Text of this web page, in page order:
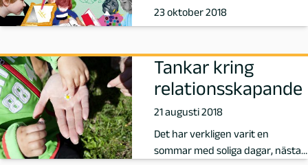
t
a
r
e
p
23 oktober 2018
Tankar kring
relationsskapande
21 augusti 2018
Det har verkligen varit en
sommar med soliga dagar, nästan